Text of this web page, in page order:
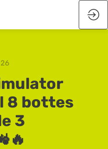
8 bottes
3